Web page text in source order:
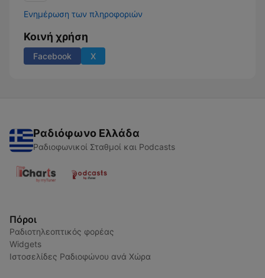
Ενημέρωση των πληροφοριών
Κοινή χρήση
Facebook X
Ραδιόφωνο Ελλάδα
Ραδιοφωνικοί Σταθμοί και Podcasts
Πόροι
Ραδιοτηλεοπτικός φορέας
Widgets
Ιστοσελίδες Ραδιοφώνου ανά Χώρα